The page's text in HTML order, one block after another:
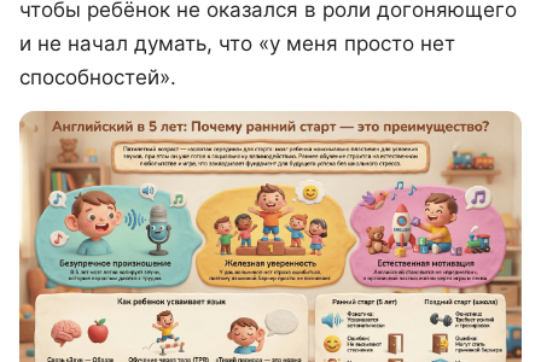
чтобы ребёнок не оказался в роли догоняющего
и не начал думать, что «у меня просто нет
способностей».